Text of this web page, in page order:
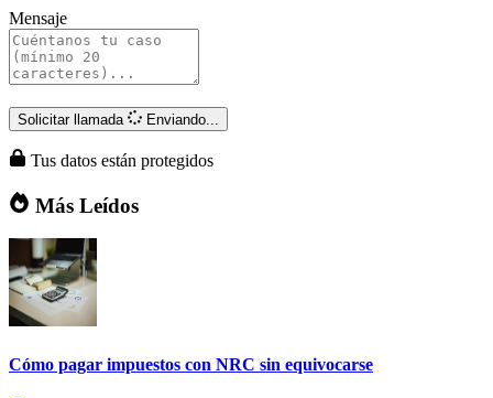
Mensaje
Solicitar llamada Enviando...
Tus datos están protegidos
Más Leídos
Cómo pagar impuestos con NRC sin equivocarse